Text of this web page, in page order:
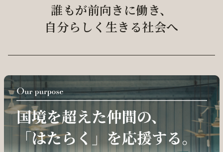
誰もが前向きに働き、
自分らしく生きる社会へ